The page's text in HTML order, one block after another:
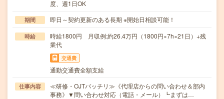
度、週1日OK
期間 即日～契約更新のある長期 ※開始日相談可能！
時給
時給1800円 月収例:約26.4万円（1800円×7h×21日）+残
業代
交通費
通勤交通費全額支給
仕事内容
≪研修・OJTバッチリ≫《代理店からの問い合わせ＆部内
事務》▼問い合わせ対応（電話・メール）┗まずは…